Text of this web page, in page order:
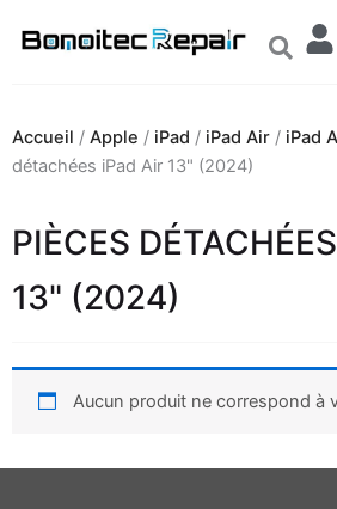
Accueil / Apple / iPad / iPad Air / iPad
détachées iPad Air 13" (2024)
PIÈCES
13" (2024)
Aucun produit ne correspond à